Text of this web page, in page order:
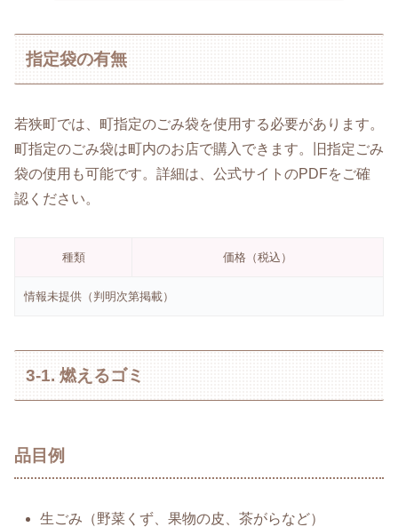
指定袋の有無
若狭町では、町指定のごみ袋を使用する必要があります。
町指定のごみ袋は町内のお店で購入できます。旧指定ごみ
袋の使用も可能です。詳細は、公式サイトのPDFをご確
認ください。
種類 価格（税込）
情報未提供（判明次第掲載）
3-1. 燃えるゴミ
品目例
生ごみ（野菜くず、果物の皮、茶がらなど）